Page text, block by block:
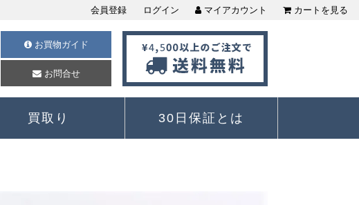
会員登録 ログイン マイアカウント カートを見る
お買物ガイド
お問合せ
買取り 30日保証とは